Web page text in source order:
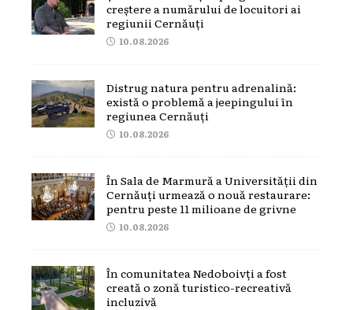
creștere a numărului de locuitori ai
regiunii Cernăuți
10.08.2026
Distrug natura pentru adrenalină:
există o problemă a jeepingului în
regiunea Cernăuți
10.08.2026
În Sala de Marmură a Universității din
Cernăuți urmează o nouă restaurare:
pentru peste 11 milioane de grivne
10.08.2026
În comunitatea Nedoboivți a fost
creată o zonă turistico-recreativă
incluzivă